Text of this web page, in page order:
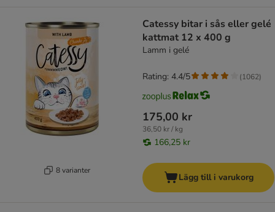
8 varianter
Catessy bitar i sås eller gelé
kattmat 12 x 400 g
Lamm i gelé
175,00 kr
36,50 kr / kg
166,25 kr
Rating: 4.4/5 (1062)
Lägg till i varukorg